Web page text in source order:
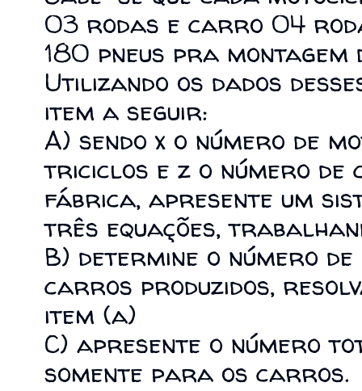
03 rodas e carro 04
180 pneus pra montagem
Utilizando os dados
item a seguir:
A) sendo x o número de
triciclos e z o número
fábrica, apresente um
três equações,
B) determine o número
carros produzidos,
item (a)
C) apresente o número
somente para os carros.